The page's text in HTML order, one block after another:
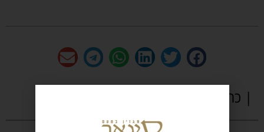
| כתבות נוספות